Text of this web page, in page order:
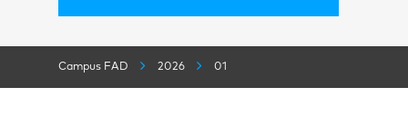
Campus FAD 2026 01